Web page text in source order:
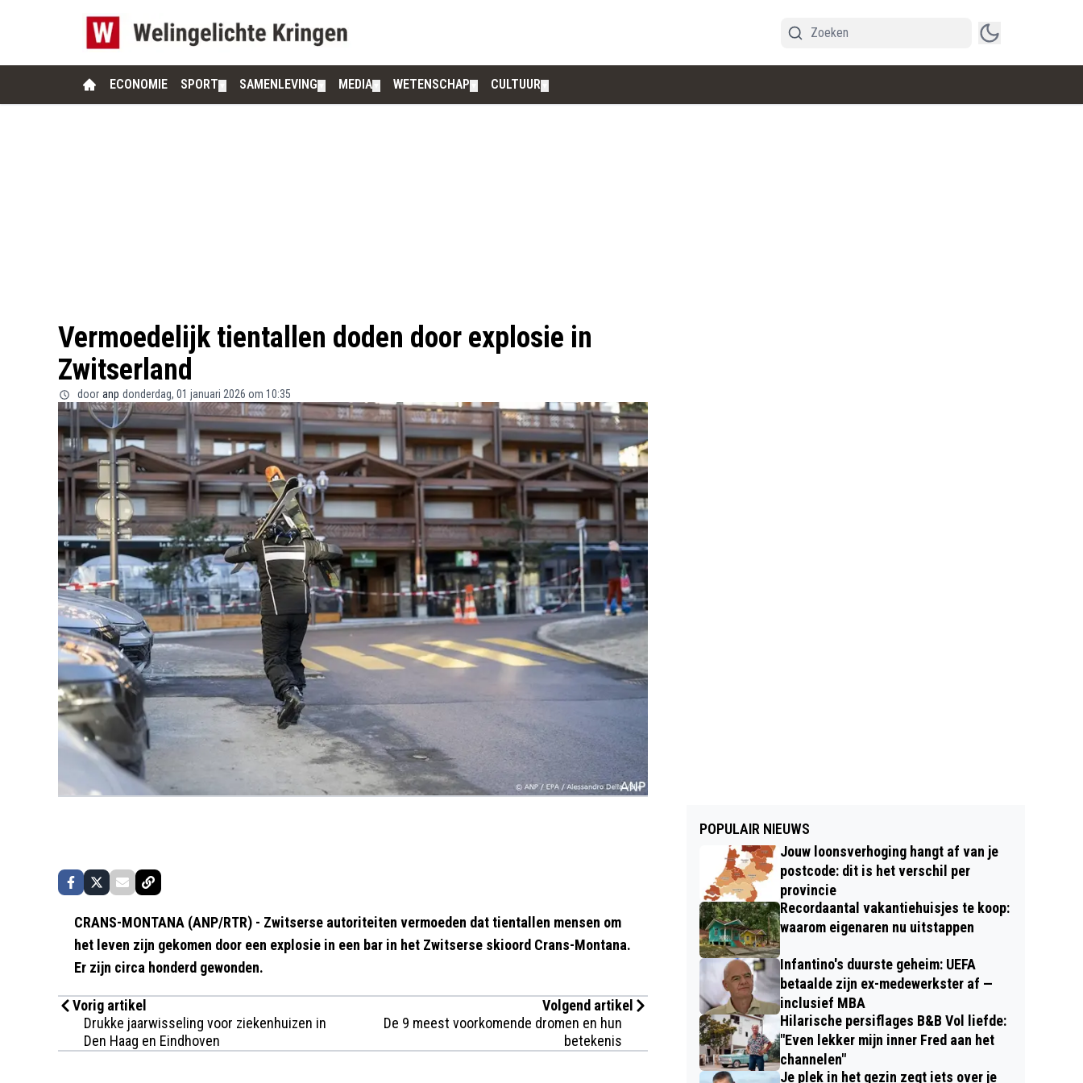
ECONOMIE SPORT SAMENLEVING MEDIA WETENSCHAP CULTUUR
Vermoedelijk tientallen doden door explosie in
Zwitserland
door anp donderdag, 01 januari 2026 om 10:35
CRANS-MONTANA (ANP/RTR) - Zwitserse autoriteiten vermoeden dat tientallen mensen om
het leven zijn gekomen door een explosie in een bar in het Zwitserse skioord Crans-Montana.
Er zijn circa honderd gewonden.
Vorig artikel
Drukke jaarwisseling voor ziekenhuizen in
Den Haag en Eindhoven
Volgend artikel
De 9 meest voorkomende dromen en hun
betekenis
POPULAIR NIEUWS
Jouw loonsverhoging hangt af van je
postcode: dit is het verschil per
provincie
Recordaantal vakantiehuisjes te koop:
waarom eigenaren nu uitstappen
Infantino's duurste geheim: UEFA
betaalde zijn ex-medewerkster af —
inclusief MBA
Hilarische persiflages B&B Vol liefde:
"Even lekker mijn inner Fred aan het
channelen"
Je plek in het gezin zegt iets over je